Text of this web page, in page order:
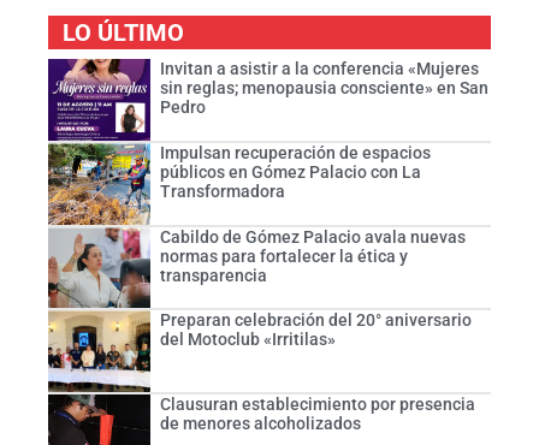
LO ÚLTIMO
Invitan a asistir a la conferencia «Mujeres
sin reglas; menopausia consciente» en San
Pedro
Impulsan recuperación de espacios
públicos en Gómez Palacio con La
Transformadora
Cabildo de Gómez Palacio avala nuevas
normas para fortalecer la ética y
transparencia
Preparan celebración del 20° aniversario
del Motoclub «Irritilas»
Clausuran establecimiento por presencia
de menores alcoholizados